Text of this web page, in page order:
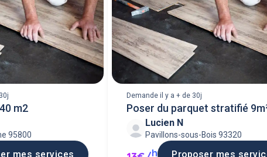
m2
95800
mes services
Demande il y a + de 30j
Poser du parquet stratifié
Lucien N
Pavillons-sous-Bois 93320
h Proposer mes